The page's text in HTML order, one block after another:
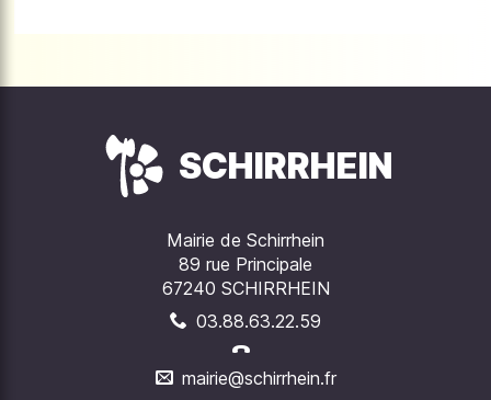
SCHIRRHEIN
Mairie de Schirrhein
89 rue Principale
67240 SCHIRRHEIN
03.88.63.22.59
mairie@schirrhein.fr